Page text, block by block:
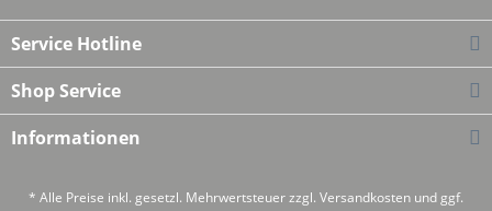
Service Hotline
Shop Service
Informationen
* Alle Preise inkl. gesetzl. Mehrwertsteuer zzgl. Versandkosten und ggf.